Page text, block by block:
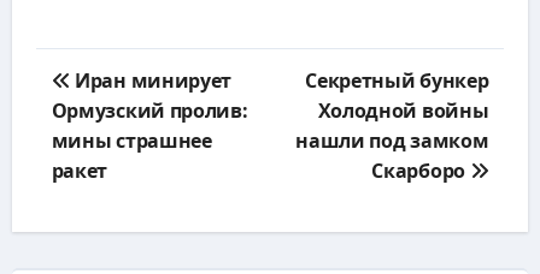
по
записям
Иран минирует
Ормузский пролив:
мины страшнее
ракет
Секретный бункер
Холодной войны
нашли под замком
Скарборо